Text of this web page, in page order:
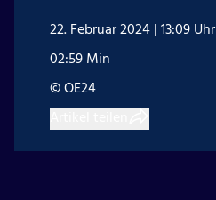
22. Februar 2024 | 13:09 Uhr
02:59 Min
© OE24